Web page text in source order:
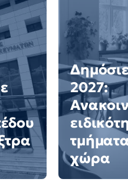
2027:
χώρα